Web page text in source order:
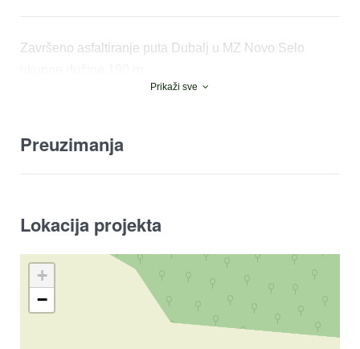
Završeno asfaltiranje puta Dubalj u MZ Novo Selo
Prikaži sve
Preuzimanja
Lokacija projekta
+
−